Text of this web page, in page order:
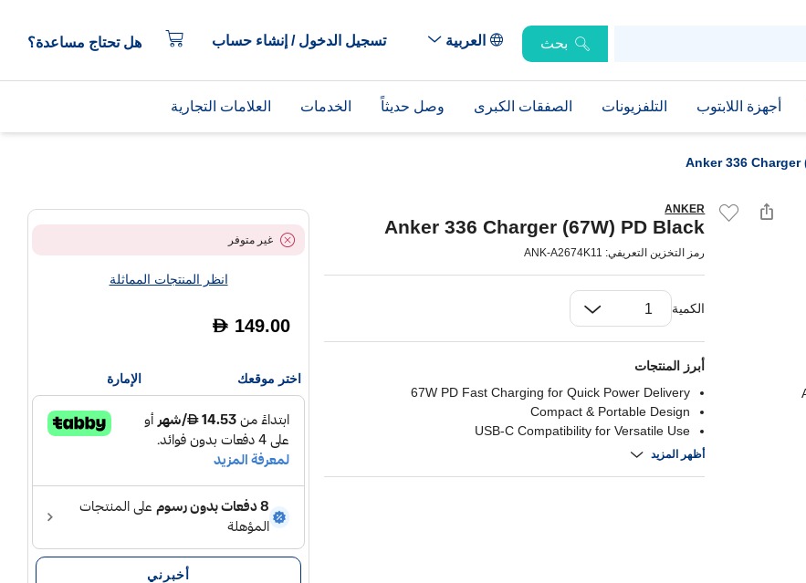
بحث العربية تسجيل الدخول / إنشاء حساب هل تحتاج مساعدة؟
أجهزة اللابتوب التلفزيونات الصفقات الكبرى وصل حديثاً الخدمات العلامات التجارية
Anker 336 Charger
ANKER
Anker 336 Charger (67W) PD Black
رمز التخزين التعريفي: ANK-A2674K11
الكمية
أبرز المنتجات
67W PD Fast Charging for Quick Power Delivery
Compact & Portable Design
USB-C Compatibility for Versatile Use
Safety Features: Overload & Short-Circuit Protection
أظهر المزيد
غير متوفر
انظر المنتجات المماثلة
D 149.00
اختر موقعك الإمارة
أخبرني